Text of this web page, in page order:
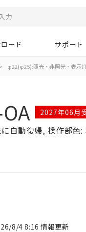
ード サポート
> φ22(φ25):照光・非照光・表示灯
2027年06月
自動復帰, 操作部
8/4 8:16 情報更新